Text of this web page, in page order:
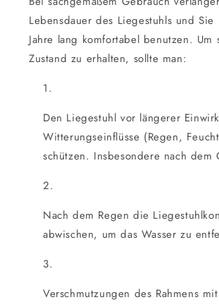
Lebensdauer des Liegestuhls und
Jahre lang komfortabel benutzen. Um
Zustand zu erhalten, sollte man:
Den Liegestuhl vor längerer
Witterungseinflüsse (Regen,
schützen. Insbesondere nach dem
Nach dem Regen die
abwischen, um das Wasser zu
Verschmutzungen des Rahmens